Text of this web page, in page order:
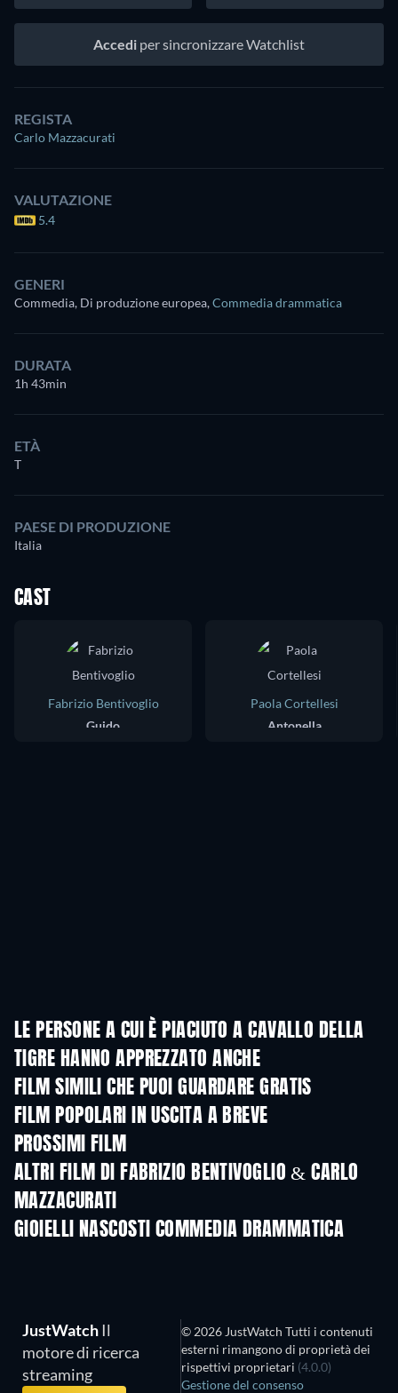
Accedi per sincronizzare Watchlist
REGISTA
Carlo Mazzacurati
VALUTAZIONE
5.4
GENERI
Commedia, Di produzione europea,Commedia drammatica
DURATA
1h 43min
ETÀ
T
PAESE DI PRODUZIONE
Italia
CAST
Fabrizio Bentivoglio
Guido
Paola Cortellesi
Antonella
LE PERSONE A CUI È PIACIUTO A CAVALLO DELLA
TIGRE HANNO APPREZZATO ANCHE
FILM SIMILI CHE PUOI GUARDARE GRATIS
FILM POPOLARI IN USCITA A BREVE
PROSSIMI FILM
ALTRI FILM DI FABRIZIO BENTIVOGLIO & CARLO
MAZZACURATI
GIOIELLI NASCOSTI COMMEDIA DRAMMATICA
JustWatch Il
motore di ricerca
streaming
© 2026 JustWatch Tutti i contenuti
esterni rimangono di proprietà dei
rispettivi proprietari (4.0.0)
Gestione del consenso